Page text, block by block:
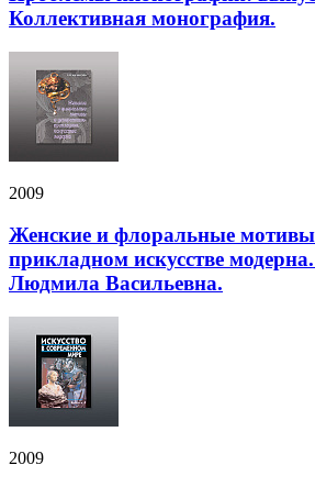
Коллективная монография.
2009
Женские и флоральные мотивы
прикладном искусстве
Людмила Васильевна.
2009